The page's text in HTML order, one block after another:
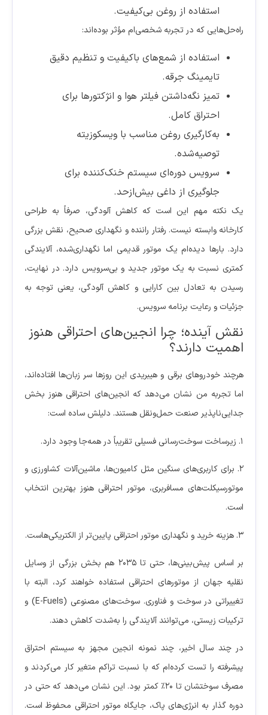
استفاده از روغن بی‌کیفیت.
راه‌حل‌هایی که در تجربه شخصی‌ام مؤثر بوده‌اند:
استفاده از شمع‌های باکیفیت و تنظیم دقیق
تایمینگ جرقه.
تمیز نگه‌داشتن فیلتر هوا و انژکتورها برای
احتراق کامل.
به‌کارگیری روغن مناسب با ویسکوزیته
توصیه‌شده.
سرویس دوره‌ای سیستم خنک‌کننده برای
جلوگیری از داغی بیش‌ازحد.
یک نکته مهم این است که کاهش آلودگی، صرفاً به طراحی
کارخانه وابسته نیست. رفتار راننده و نگهداری صحیح، نقش بزرگی
دارد. بارها دیده‌ام یک موتور قدیمی اما نگهداری‌شده، آلایندگی
کمتری نسبت به یک موتور جدید و بی‌سرویس دارد. در نهایت،
رسیدن به تعادل بین کارایی و کاهش آلودگی، یعنی توجه به
جزئیات و رعایت برنامه سرویس.
نقش آینده؛ چرا انجین‌های احتراقی هنوز
اهمیت دارند؟
هرچند خودروهای برقی و هیبریدی این روزها سر زبان‌ها افتاده‌اند،
اما تجربه من نشان می‌دهد که انجین‌های احتراقی هنوز بخش
جدایی‌ناپذیر صنعت حمل‌ونقل هستند. دلیلش ساده است:
۱. زیرساخت سوخت‌رسانی فسیلی تقریباً در همه‌جا وجود دارد.
۲. برای کاربری‌های سنگین مثل کامیون‌ها، ماشین‌آلات کشاورزی و
موتورسیکلت‌های مسافربری، موتور احتراقی هنوز بهترین انتخاب
است.
۳. هزینه خرید و نگهداری موتور احتراقی پایین‌تر از الکتریکی‌هاست.
بر اساس پیش‌بینی‌ها، حتی تا ۲۰۳۵ هم بخش بزرگی از وسایل
نقلیه جهان از موتورهای احتراقی استفاده خواهند کرد، البته با
تغییراتی در سوخت و فناوری. سوخت‌های مصنوعی (E-Fuels) و
ترکیبات زیستی، می‌توانند آلایندگی را به‌شدت کاهش دهند.
در چند سال اخیر، چند نمونه انجین مجهز به سیستم احتراق
پیشرفته را تست کرده‌ام که با نسبت تراکم متغیر کار می‌کردند و
مصرف سوختشان تا ۲۰٪ کمتر بود. این نشان می‌دهد که حتی در
دوره گذار به انرژی‌های پاک، جایگاه موتور احتراقی محفوظ است.